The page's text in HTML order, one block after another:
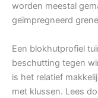
worden meestal
geïmpregneerd
Een blokhutprofiel
beschutting tegen
is het relatief
met klussen. Lees